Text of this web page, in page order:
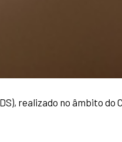
realizado no âmbito do